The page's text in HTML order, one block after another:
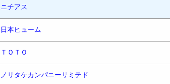
ニチアス
日本ヒューム
ＴＯＴＯ
ノリタケカンパニーリミテド